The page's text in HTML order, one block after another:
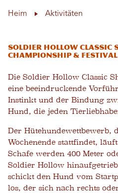
Heim Aktivitäten
Soldier Hollow Classic
Championship & Festival
Die Soldier Hollow Classic
eine beeindruckende
Instinkt und der Bindung
Hund, die jeden
Der Hütehundewettbewerb,
Wochenende stattfindet,
Schafe werden 400 Meter
Soldier Hollow
schickt den Hund vom
los, der sich nach rechts